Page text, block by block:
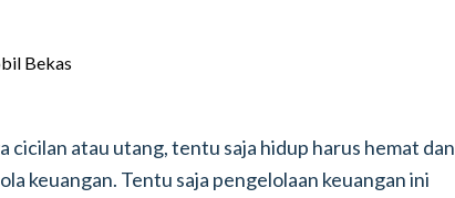
cicilan atau utang, tentu saja hidup harus hemat dan
keuangan. Tentu saja pengelolaan keuangan ini